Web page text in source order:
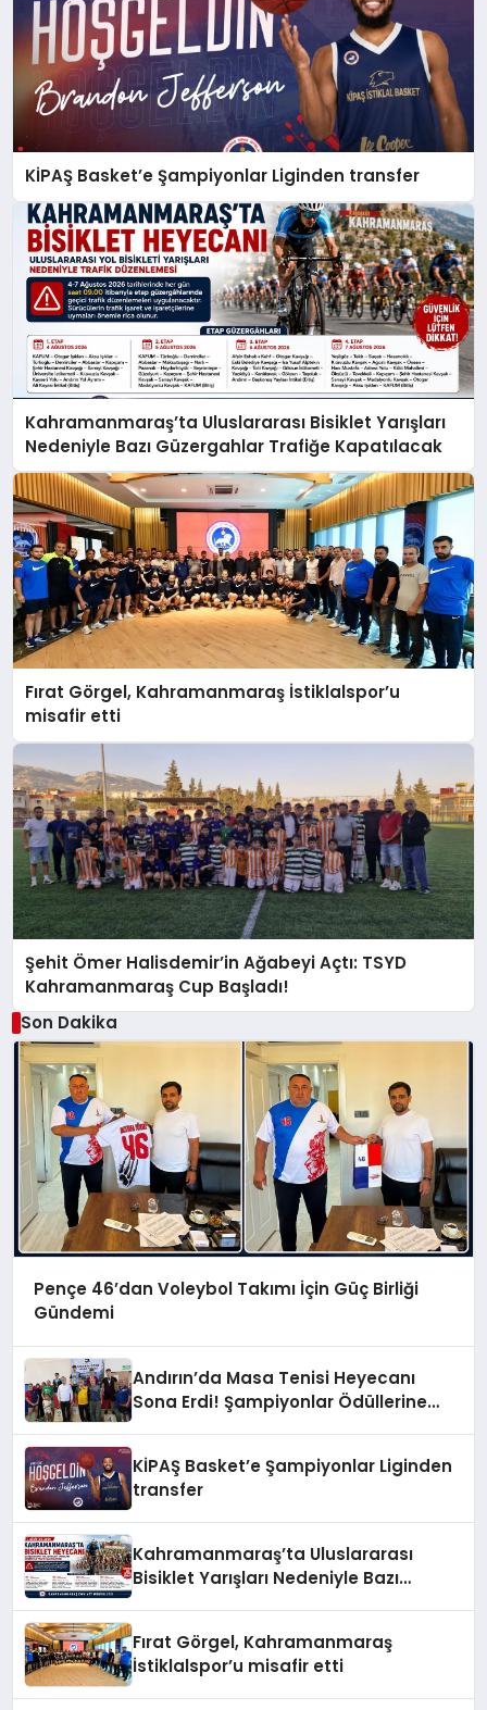
KİPAŞ Basket’e Şampiyonlar Liginden transfer
Kahramanmaraş’ta Uluslararası Bisiklet Yarışları
Nedeniyle Bazı Güzergahlar Trafiğe Kapatılacak
Fırat Görgel, Kahramanmaraş İstiklalspor’u
misafir etti
Şehit Ömer Halisdemir’in Ağabeyi Açtı: TSYD
Kahramanmaraş Cup Başladı!
Son Dakika
Pençe 46’dan Voleybol Takımı İçin Güç Birliği
Gündemi
Andırın’da Masa Tenisi Heyecanı
Sona Erdi! Şampiyonlar Ödüllerine
KİPAŞ Basket’e Şampiyonlar Liginden
transfer
Kahramanmaraş’ta Uluslararası
Bisiklet Yarışları Nedeniyle Bazı
Fırat Görgel, Kahramanmaraş
İstiklalspor’u misafir etti